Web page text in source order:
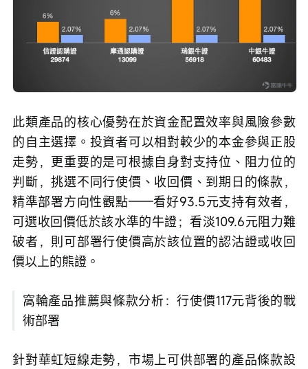
此類產品的核心優勢在於資金配置效率與風險參數
的自主選擇。投資者可以相對較少的本金參與正股
走勢，更重要的是可根據自身對支持位、阻力位的
判斷，挑選不同行使價、收回價、到期日的條款，
精準部署方向性觀點——看好93.5元支持有效者，
可選收回價低於該水準的牛證；看淡109.6元阻力難
破者，則可部署行使價高於該位置的認沽證或收回
價以上的熊證。
窩輪產品推薦與條款分析：行使價117元背後的戰
術部署
針對華虹短線走勢，市場上可供部署的產品條款設